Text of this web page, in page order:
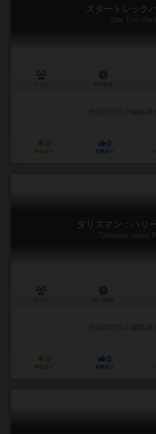
スタートレック
Star Trek
0
興味あり
0
経験あり
タリスマン：ハリ
Talisman: Harry
0
興味あり
0
経験あり